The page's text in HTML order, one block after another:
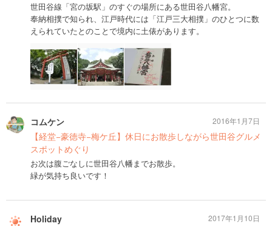
世田谷線「宮の坂駅」のすぐの場所にある世田谷八幡宮。
奉納相撲で知られ、江戸時代には「江戸三大相撲」のひとつに数
えられていたとのことで境内に土俵があります。
コムケン
【経堂−豪徳寺−梅ケ丘】休日にお散歩しながら世田谷グルメ
スポットめぐり
お次は腹ごなしに世田谷八幡までお散歩。
緑が気持ち良いです！
2016年1月7日
Holiday 2017年1月10日